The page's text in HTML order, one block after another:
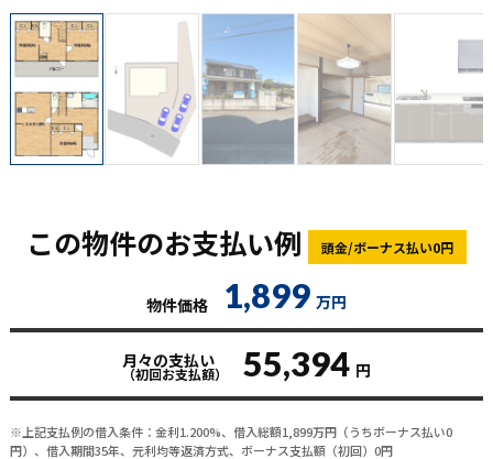
この物件のお支払い例 頭金/ボーナス払い0円
物件価格 1,899 万円
月々の支払い
（初回お支払額） 55,394 円
※上記支払例の借入条件：金利1.200%、借入総額1,899万円（うちボーナス払い0
円）、借入期間35年、元利均等返済方式、ボーナス支払額（初回）0円